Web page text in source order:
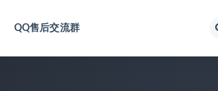
QQ售后交流群